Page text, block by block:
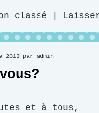
classé
2013 par admin
et à tous,